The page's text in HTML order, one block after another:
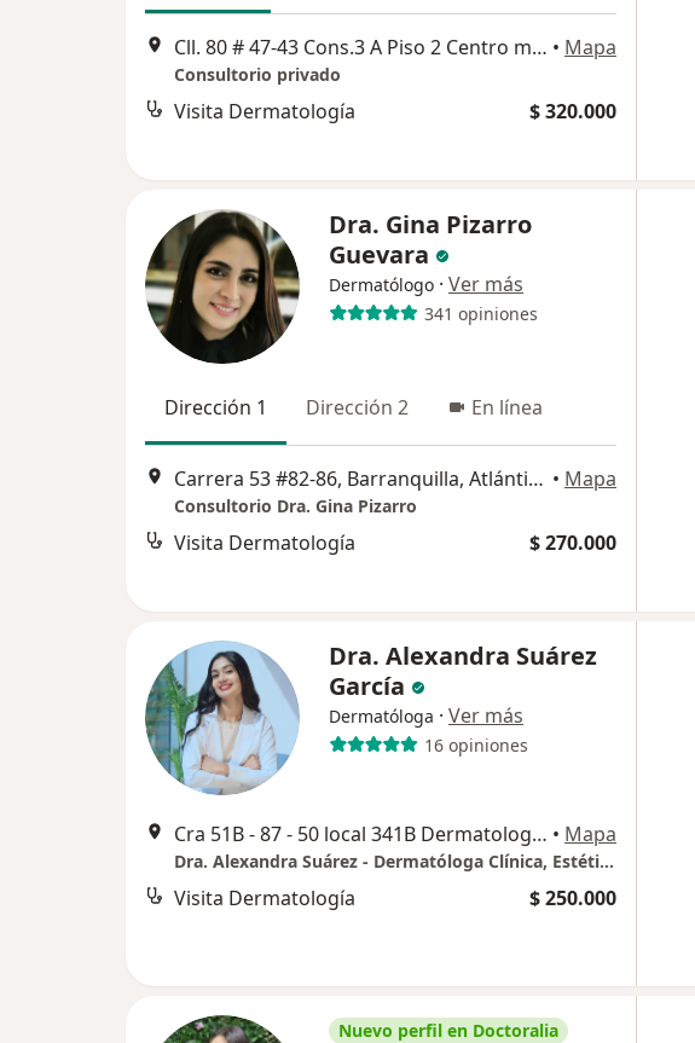
Cll. 80 # 47-43 Cons.3 A Piso 2 Centro medico Gemell, Barranquilla • Mapa
Consultorio privado
Visita Dermatología $ 320.000
Dra. Gina Pizarro
Guevara
Dermatólogo · Ver más
341 opiniones
Dirección 1 Dirección 2 En línea
Carrera 53 #82-86, Barranquilla, Atlántico, Colombia, Barranquilla • Mapa
Consultorio Dra. Gina Pizarro
Visita Dermatología $ 270.000
Dra. Alexandra Suárez
García
Dermatóloga · Ver más
16 opiniones
Cra 51B - 87 - 50 local 341B Dermatología Francesa, Barranquilla • Mapa
Dra. Alexandra Suárez - Dermatóloga Clínica, Estética y Tricología
Visita Dermatología $ 250.000
Nuevo perfil en Doctoralia